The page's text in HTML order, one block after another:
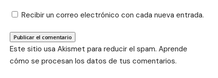
Recibir un correo electrónico con cada nueva entrada.
Este sitio usa Akismet para reducir el spam. Aprende
cómo se procesan los datos de tus comentarios.